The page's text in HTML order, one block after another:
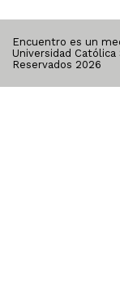
Encuentro es un
Universidad
Reservados 2026